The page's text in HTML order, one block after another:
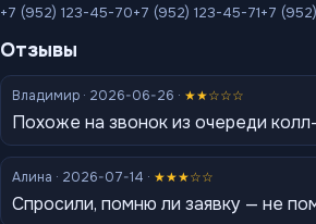
+7 (952) 123-45-70+7 (952) 123-45-71+7
Отзывы
Владимир · 2026-06-26 · ★★☆☆☆
Похоже на звонок из очереди
Алина · 2026-07-14 · ★★★☆☆
Спросили, помню ли заявку — не